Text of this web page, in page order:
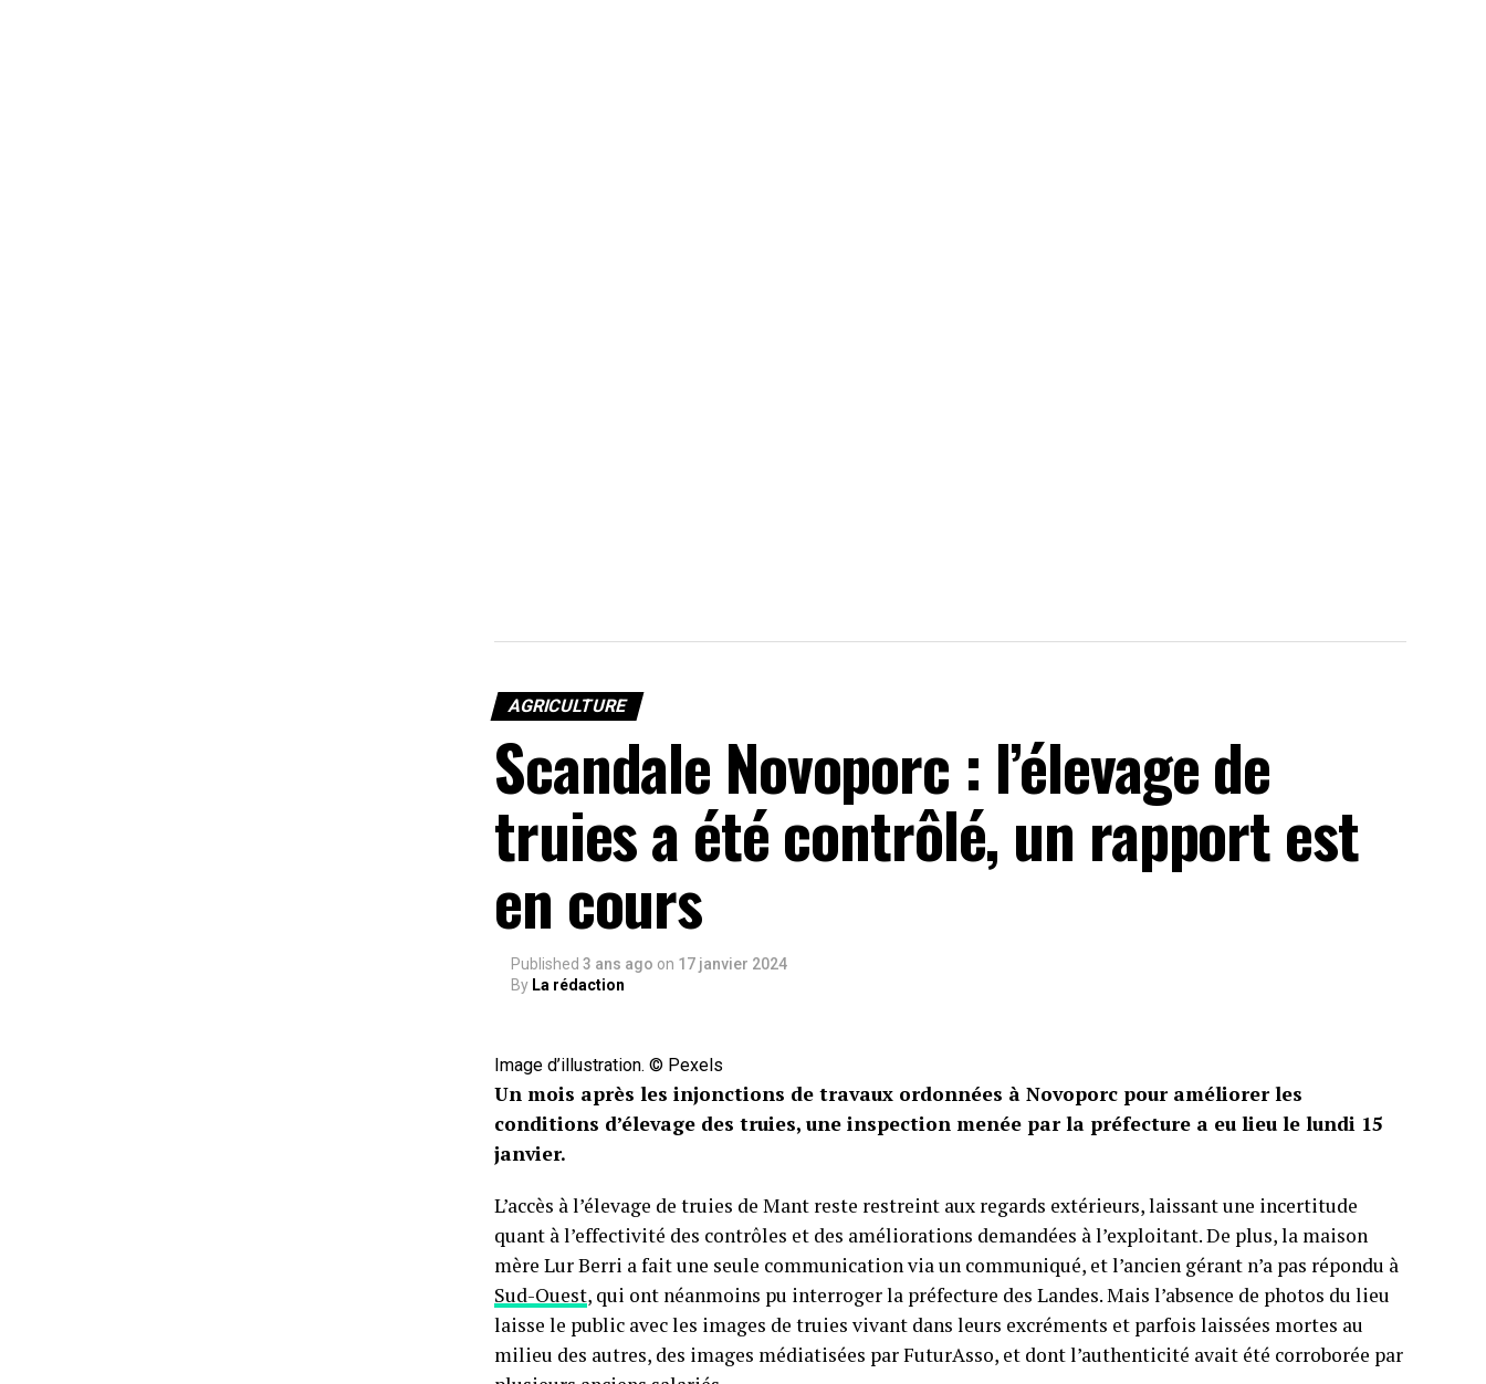
AGRICULTURE
Scandale Novoporc : l’élevage de
truies a été contrôlé, un rapport est
en cours
Published 3 ans ago on 17 janvier 2024
By La rédaction
Image d’illustration. © Pexels
Un mois après les injonctions de travaux ordonnées à Novoporc pour améliorer les
conditions d’élevage des truies, une inspection menée par la préfecture a eu lieu le lundi 15
janvier.
L’accès à l’élevage de truies de Mant reste restreint aux regards extérieurs, laissant une incertitude
quant à l’effectivité des contrôles et des améliorations demandées à l’exploitant. De plus, la maison
mère Lur Berri a fait une seule communication via un communiqué, et l’ancien gérant n’a pas répondu à
Sud-Ouest, qui ont néanmoins pu interroger la préfecture des Landes. Mais l’absence de photos du lieu
laisse le public avec les images de truies vivant dans leurs excréments et parfois laissées mortes au
milieu des autres, des images médiatisées par FuturAsso, et dont l’authenticité avait été corroborée par